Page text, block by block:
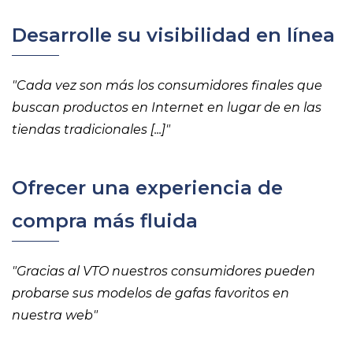
Desarrolle su visibilidad en línea
"Cada vez son más los consumidores finales que
buscan productos en Internet en lugar de en las
tiendas tradicionales [...]"
Ofrecer una experiencia de
compra más fluida
"Gracias al VTO nuestros consumidores pueden
probarse sus modelos de gafas favoritos en
nuestra web"